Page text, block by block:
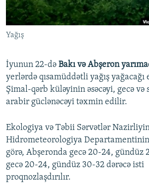
İNFOQRAFIKA
KARIKATURA
AZƏRBAYCAN ƏDƏBIYYATI KITABXANASI
İSLAM VƏ DEMOKRATIYA
MISSIYAMIZ
PEŞƏ ETIKASI VƏ JURNALISTIKA
AZADLIQRADIOSU MOBIL TELEFONUNUZDA
BIZIMLƏ ƏLAQƏ
XƏBƏR BÜLLETENLƏRIMIZ
BIZI IZLƏ
RFE/RL-in bütün saytları
Yağış
İyunun 22-də Bakı və Abşeron
yerlərdə qısamüddətli yağış yağacağı
Şimal-qərb küləyinin əsəcəyi, gecə və
arabir güclənəcəyi təxmin edilir.
Ekologiya və Təbii Sərvətlər
Hidrometeorologiya
görə, Abşeronda gecə 20-24, gündüz
gecə 20-24, gündüz 30-32 dərəcə isti
proqnozlaşdırılır.